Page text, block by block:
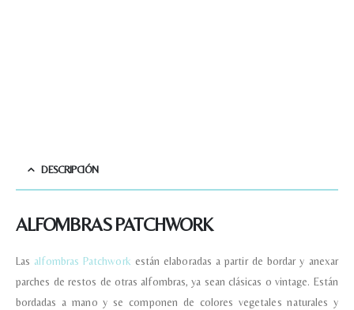
DESCRIPCIÓN
ALFOMBRAS PATCHWORK
Las alfombras Patchwork están elaboradas a partir de bordar y anexar
parches de restos de otras alfombras, ya sean clásicas o vintage. Están
bordadas a mano y se componen de colores vegetales naturales y
Teléfono
Correo electronico*